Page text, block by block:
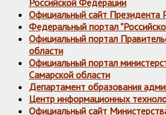
Российской Федерации
Официальный сайт Президента
Федеральный портал
Официальный портал
области
Официальный портал
Самарской области
Департамент образования
Центр информационных
Официальный сайт